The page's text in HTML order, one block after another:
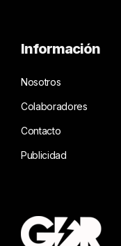
Información
Nosotros
Colaboradores
Contacto
Publicidad